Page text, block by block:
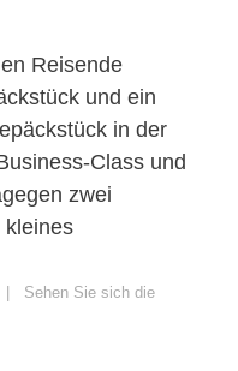
Reisende
und ein
in der
Class und
zwei
kleines
| Sehen Sie sich die